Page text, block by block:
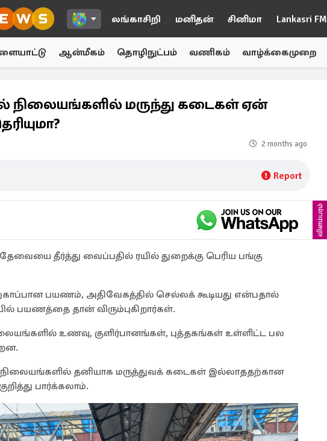
லங்காசிறி மனிதன் சினிமா Lankasri FM
ஆன்மீகம் தொழிநுட்பம் வணிகம் வாழ்க்கைமுறை
நிலையங்களில் மருந்து கடைகள் ஏன்
2 months ago
Report
விளம்பரம்
தீர்த்து வைப்பதில் ரயில் துறைக்கு பெரிய பங்கு
பயணம், அதிவேகத்தில் செல்லக் கூடியது என்பதால்
பயணத்தை தான் விரும்புகிறார்கள்.
உணவு, குளிர்பானங்கள், புத்தகங்கள் உள்ளிட்ட பல
தனியாக மருத்துவக் கடைகள் இல்லாததற்கான
பார்க்கலாம்.